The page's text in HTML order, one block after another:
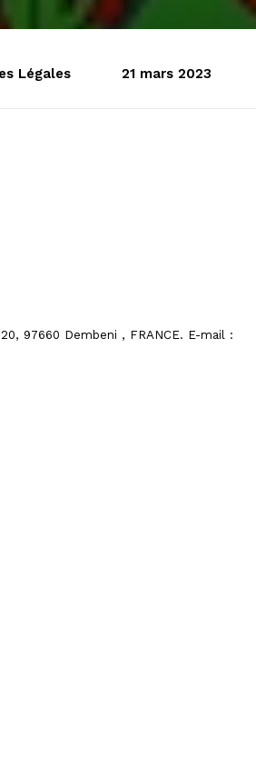
Légales 21 mars 2023
97660 Dembeni , FRANCE. E-mail :